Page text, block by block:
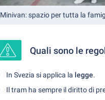
Minivan: spazio per tutta la
Quali sono le
In Svezia si applica la legge.
Il tram ha sempre il diritto di